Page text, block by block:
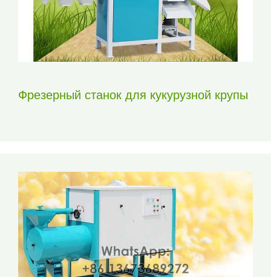
Фрезерный станок для кукурузной крупы